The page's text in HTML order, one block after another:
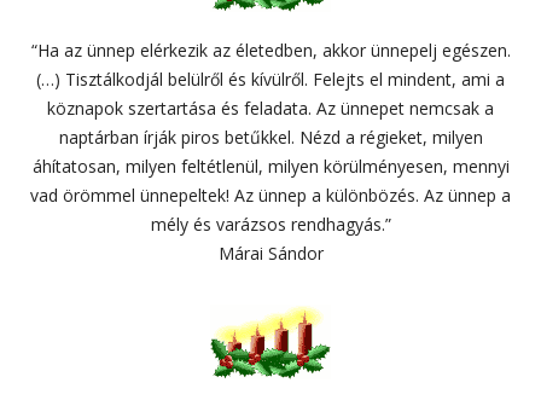
“Ha az ünnep elérkezik az életedben, akkor ünnepelj egészen.
(…) Tisztálkodjál belülről és kívülről. Felejts el mindent, ami a
köznapok szertartása és feladata. Az ünnepet nemcsak a
naptárban írják piros betűkkel. Nézd a régieket, milyen
áhítatosan, milyen feltétlenül, milyen körülményesen, mennyi
vad örömmel ünnepeltek! Az ünnep a különbözés. Az ünnep a
mély és varázsos rendhagyás.”
Márai Sándor